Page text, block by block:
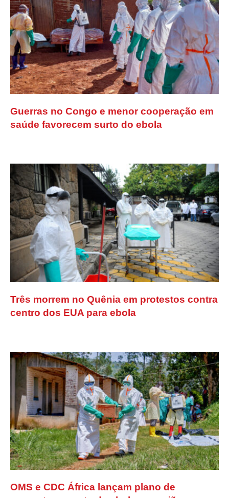
Guerras no Congo e menor cooperação em
saúde favorecem surto do ebola
Três morrem no Quênia em protestos contra
centro dos EUA para ebola
OMS e CDC África lançam plano de